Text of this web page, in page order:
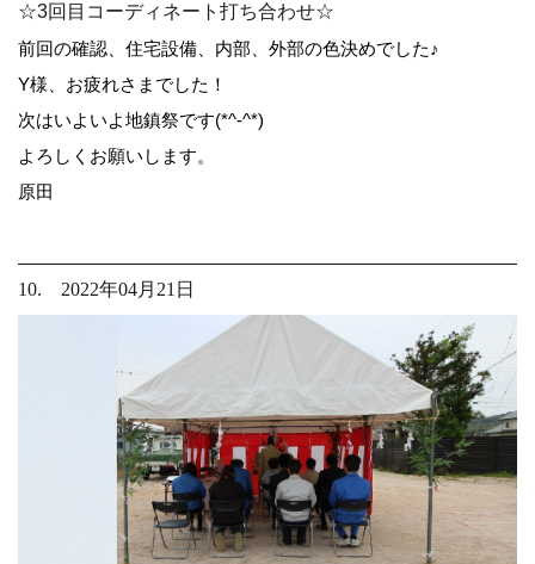
☆3回目コーディネート打ち合わせ☆
前回の確認、住宅設備、内部、外部の色決めでした♪
Y様、お疲れさまでした！
次はいよいよ地鎮祭です(*^-^*)
よろしくお願いします。
原田
10. 2022年04月21日